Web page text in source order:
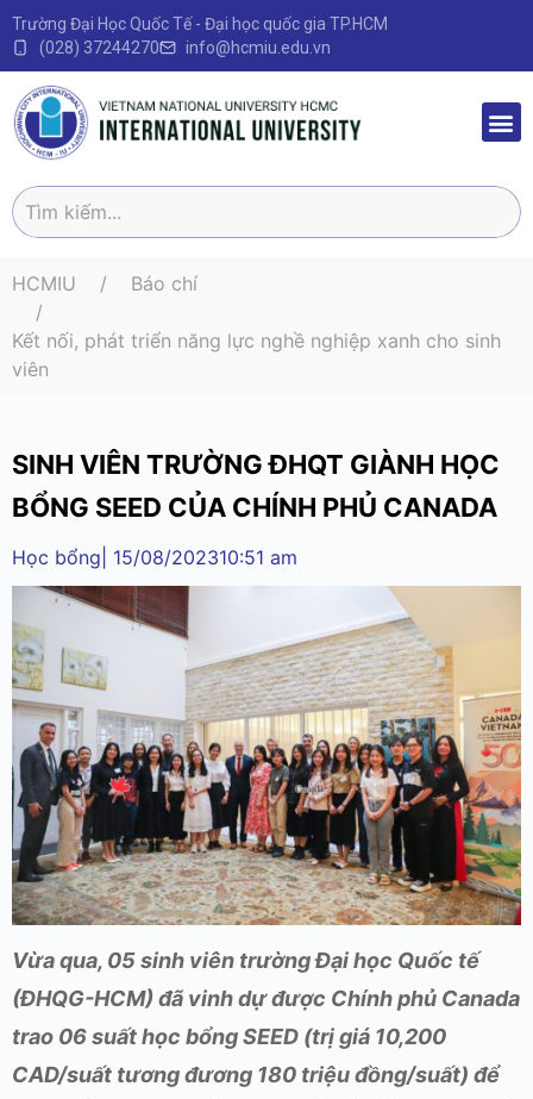
Trường Đại Học Quốc Tế - Đại học quốc gia TP.HCM
(028) 37244270
info@hcmiu.edu.vn
HCMIU Báo chí
Kết nối, phát triển năng lực nghề nghiệp xanh cho sinh
viên
SINH VIÊN TRƯỜNG ĐHQT GIÀNH HỌC
BỔNG SEED CỦA CHÍNH PHỦ CANADA
Học bổng 15/08/202310:51 am
Vừa qua, 05 sinh viên trường Đại học Quốc tế
(ĐHQG-HCM) đã vinh dự được Chính phủ Canada
trao 06 suất học bổng SEED (trị giá 10,200
CAD/suất tương đương 180 triệu đồng/suất) để